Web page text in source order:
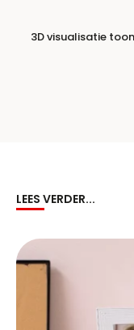
3D visualisatie
LEES VERDER...